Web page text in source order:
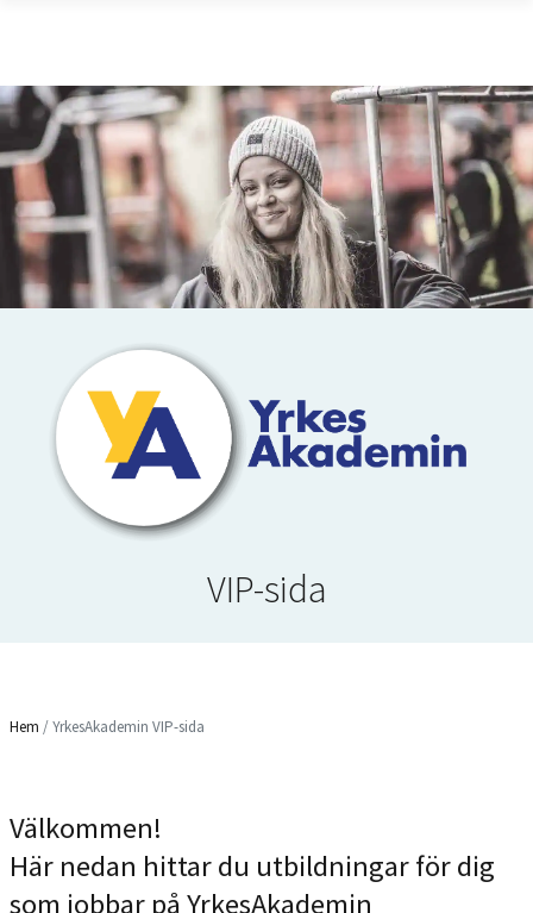
VIP-sida
Hem /YrkesAkademin VIP-sida
Välkommen!
Här nedan hittar du utbildningar för dig
som jobbar på YrkesAkademin